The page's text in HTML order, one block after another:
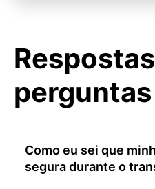
perguntas
Como eu sei que
segura durante o